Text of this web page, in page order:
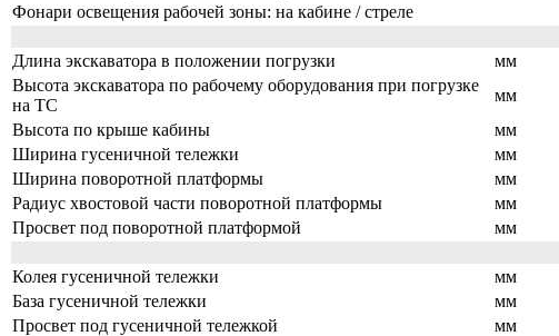
Фонари освещения рабочей зоны: на кабине / стреле
Длина экскаватора в положении погрузки
мм
Высота экскаватора по рабочему оборудования при погрузке
на ТС
мм
Высота по крыше кабины
мм
Ширина гусеничной тележки
мм
Ширина поворотной платформы
мм
Радиус хвостовой части поворотной платформы
мм
Просвет под поворотной платформой
мм
Колея гусеничной тележки
мм
База гусеничной тележки
мм
Просвет под гусеничной тележкой
мм